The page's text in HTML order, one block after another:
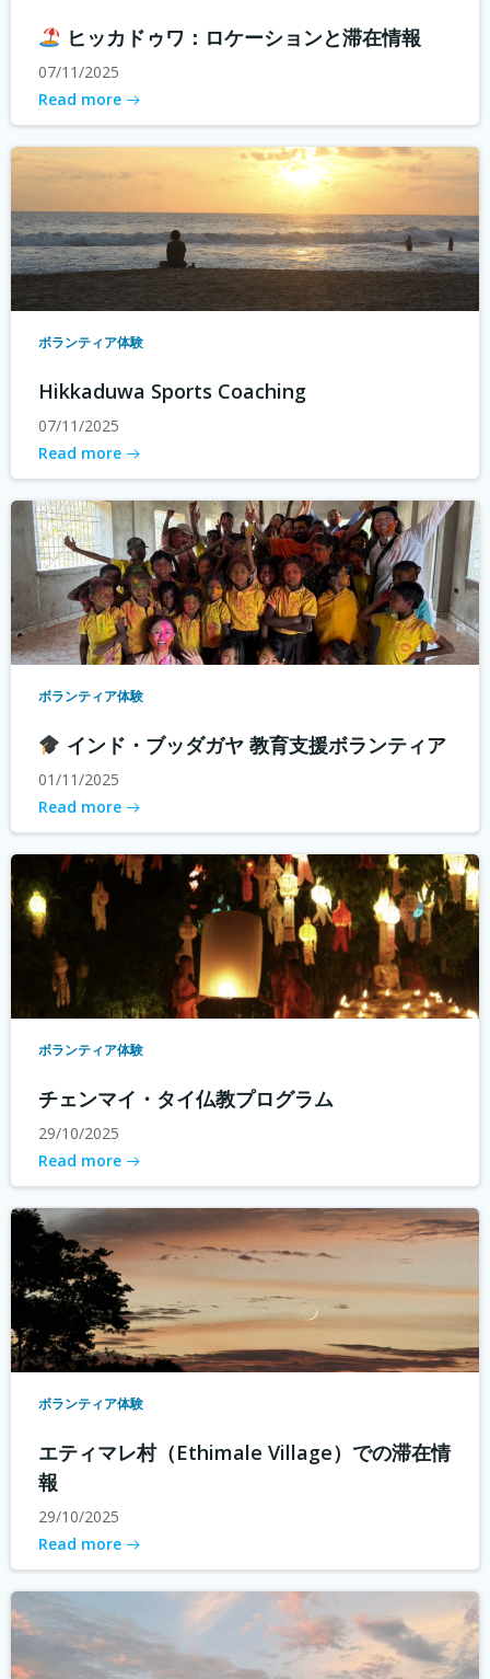
ヒッカドゥワ：ロケーションと滞在情報
07/11/2025
Read more
ボランティア体験
Hikkaduwa Sports Coaching
07/11/2025
Read more
ボランティア体験
インド・ブッダガヤ 教育支援ボランティア
01/11/2025
Read more
ボランティア体験
チェンマイ・タイ仏教プログラム
29/10/2025
Read more
ボランティア体験
エティマレ村（Ethimale Village）での滞在情
報
29/10/2025
Read more